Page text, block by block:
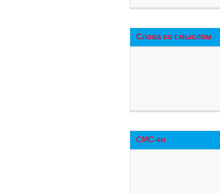
Слова со смыслом
СМС-ки